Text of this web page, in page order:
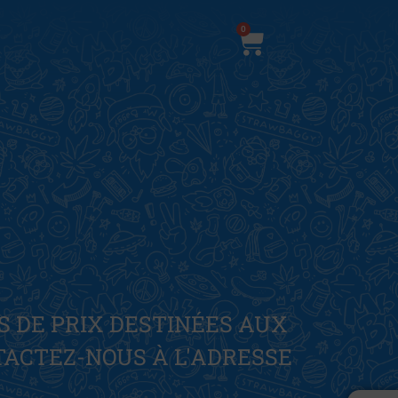
0
DE PRIX DESTINÉES AUX
NOUS À L'ADRESSE
: FAITES
ET GAGNEZ !
votre chance pour obtenir
une réduction !
PAS DE TRICHERIE!